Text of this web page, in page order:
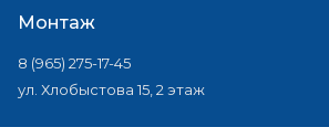
Монтаж
8 (965) 275-17-45
ул. Хлобыстова 15, 2 этаж